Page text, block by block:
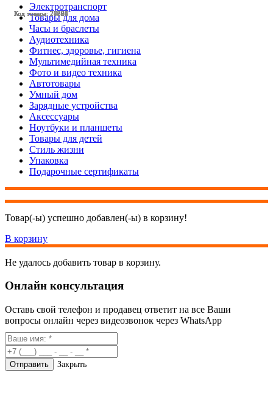
Код товара: 27866
Код товара: 27865
Код товара: 27864
Код товара: 27536
Код товара: 26725
Код товара: 26270
Код товара: 24630
Код товара: 27903
Код товара: 27901
Код товара: 27896
Код товара: 27891
Код товара: 27890
Электротранспорт
Товары для дома
Часы и браслеты
Аудиотехника
Фитнес, здоровье, гигиена
Мультимедийная техника
Фото и видео техника
Автотовары
Умный дом
Зарядные устройства
Аксессуары
Ноутбуки и планшеты
Товары для детей
Стиль жизни
Упаковка
Подарочные сертификаты
Товар(-ы) успешно добавлен(-ы) в корзину!
В корзину
Не удалось добавить товар в корзину.
Онлайн консультация
Оставь свой телефон и продавец ответит на все Ваши
вопросы онлайн через видеозвонок через WhatsApp
Закрыть